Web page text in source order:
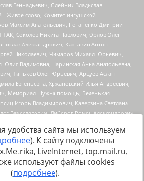
uploaded/files/reestr-
22-03-2024.pdfданные на22.03.2024
удобства сайта мы используем
). К сайту подключены
LiveInternet, top.mail.ru,
используют файлы cookies
(подробнее).